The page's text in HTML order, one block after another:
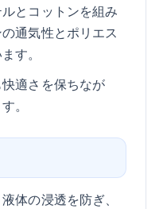
とコットンを組み
通気性とポリエス
す。
適さを保ちなが
。
体の浸透を防ぎ、